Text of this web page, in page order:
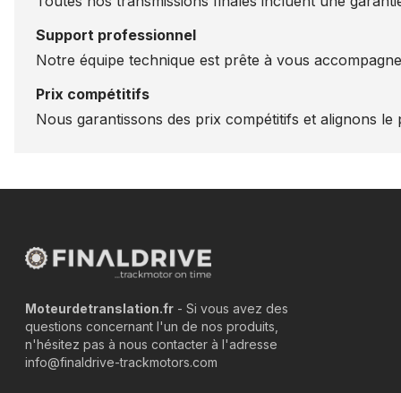
Support professionnel
Notre équipe technique est prête à vous
Prix compétitifs
Nous garantissons des prix compétitifs et alignons
Moteurdetranslation.fr - Si vous avez des
questions concernant l'un de nos produits,
n'hésitez pas à nous contacter à l'adresse
info@finaldrive-trackmotors.com